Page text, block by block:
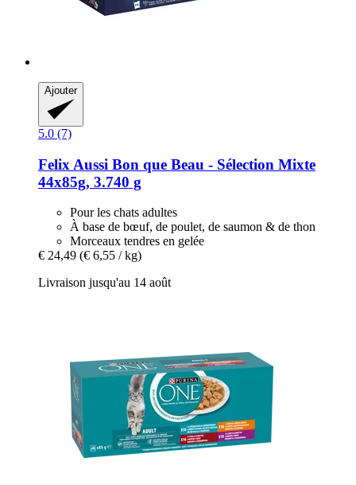
Ajouter
5.0 (7)
Felix Aussi Bon que Beau -​ Sélection Mixte
44x85g, 3.740 g
Pour les chats adultes
À base de bœuf, de poulet, de saumon & de thon
Morceaux tendres en gelée
€ 24,49 (€ 6,55 / kg)
Livraison jusqu'au 14 août